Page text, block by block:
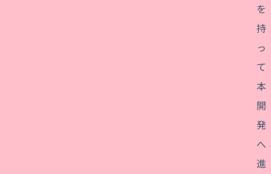
を
持
っ
て
本
開
発
へ
進